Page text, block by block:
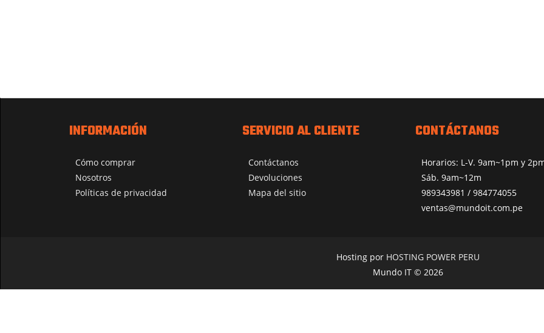
INFORMACIÓN
Cómo comprar
Nosotros
Políticas de privacidad
SERVICIO AL CLIENTE
Contáctanos
Devoluciones
Mapa del sitio
CONTÁCTANOS
Horarios: L-V. 9am~1pm y
Sáb. 9am~12m
989343981 / 984774055
ventas@mundoit.com.pe
Hosting por HOSTING POWER PERU
Mundo IT © 2026